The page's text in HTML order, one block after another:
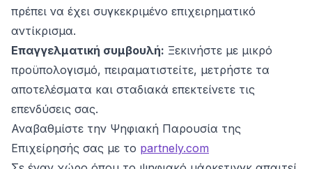
πρέπει να έχει συγκεκριμένο επιχειρηματικό
αντίκρισμα.
Επαγγελματική συμβουλή: Ξεκινήστε με μικρό
προϋπολογισμό, πειραματιστείτε, μετρήστε τα
αποτελέσματα και σταδιακά επεκτείνετε τις
επενδύσεις σας.
Αναβαθμίστε την Ψηφιακή Παρουσία της
Επιχείρησής σας με το partnely.com